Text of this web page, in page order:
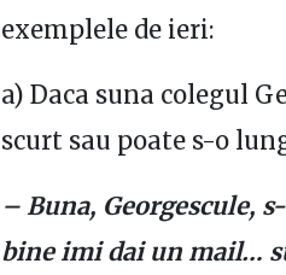
exemplele de ieri:
a) Daca suna colegul
scurt sau poate s-o
– Buna, Georgescule,
bine imi dai un mail…